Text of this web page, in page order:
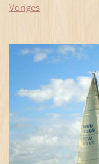
Voriges